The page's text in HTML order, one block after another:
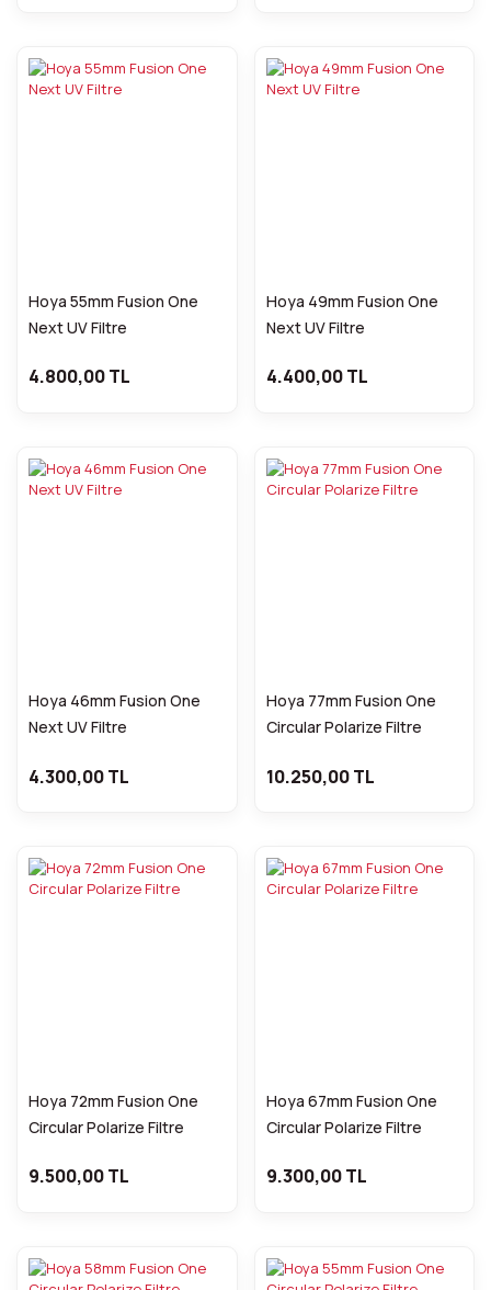
Hoya 55mm Fusion One
Next UV Filtre
4.800,00 TL
Hoya 49mm Fusion One
Next UV Filtre
4.400,00 TL
Hoya 46mm Fusion One
Next UV Filtre
4.300,00 TL
Hoya 77mm Fusion One
Circular Polarize Filtre
10.250,00 TL
Hoya 72mm Fusion One
Circular Polarize Filtre
9.500,00 TL
Hoya 67mm Fusion One
Circular Polarize Filtre
9.300,00 TL